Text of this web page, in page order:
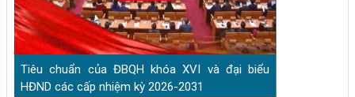
Quyền bầu cử của công dân